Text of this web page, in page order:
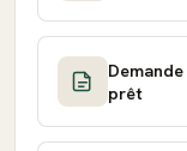
prêt